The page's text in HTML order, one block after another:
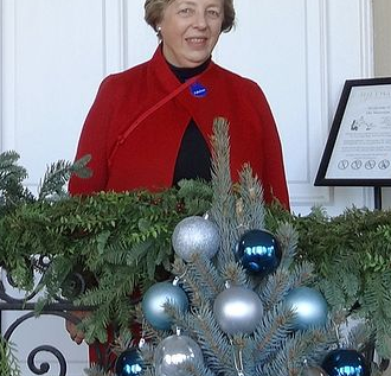
Как найти своё место в жизни
Кирилл Мурышев